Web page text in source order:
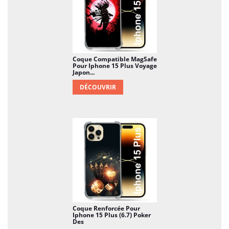
prix d'un mobile. Et si dans le même temps, vous
enjolivez votre smartphone, que demander de plus
Coque Compatible MagSafe
Pour Iphone 15 Plus Voyage
Japon...
DÉCOUVRIR
Coque Renforcée Pour
Iphone 15 Plus (6.7) Poker
Des